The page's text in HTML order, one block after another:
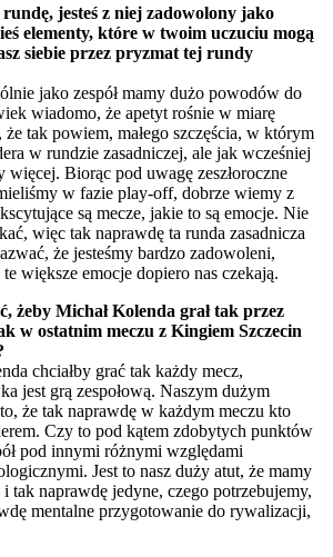
jesteś z niej zadowolony jako
elementy, które w twoim uczuciu mogą
siebie przez pryzmat tej rundy
jako zespół mamy dużo powodów do
wiadomo, że apetyt rośnie w miarę
że tak powiem, małego szczęścia, w którym
w rundzie zasadniczej, ale jak wcześniej
więcej. Biorąc pod uwagę zeszłoroczne
w fazie play-off, dobrze wiemy z
są mecze, jakie to są emocje. Nie
więc tak naprawdę ta runda zasadnicza
że jesteśmy bardzo zadowoleni,
większe emocje dopiero nas czekają.
żeby Michał Kolenda grał tak przez
w ostatnim meczu z Kingiem Szczecin
chciałby grać tak każdy mecz,
jest grą zespołową. Naszym dużym
że tak naprawdę w każdym meczu kto
Czy to pod kątem zdobytych punktów
pod innymi różnymi względami
Jest to nasz duży atut, że mamy
tak naprawdę jedyne, czego potrzebujemy,
mentalne przygotowanie do rywalizacji,